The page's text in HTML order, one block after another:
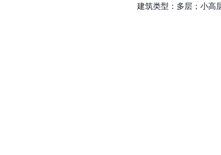
建筑类型：多层；小高